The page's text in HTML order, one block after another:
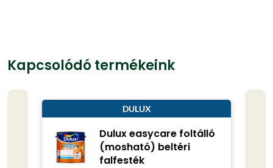
Kapcsolódó termékeink
DULUX
Dulux easycare foltálló
(mosható) beltéri
falfesték